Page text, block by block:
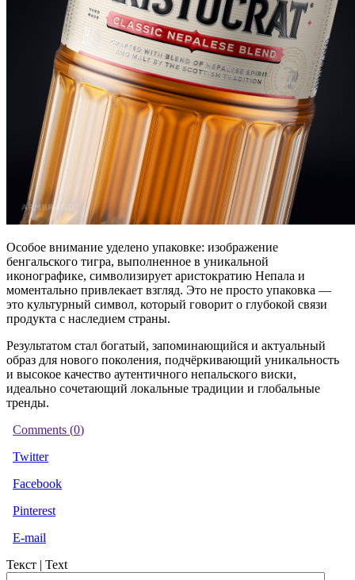
Особое внимание уделено упаковке: изображение
бенгальского тигра, выполненное в уникальной
иконографике, символизирует аристократию Непала и
моментально привлекает взгляд. Это не просто упаковка —
это культурный символ, который говорит о глубокой связи
продукта с наследием страны.
Результатом стал богатый, запоминающийся и актуальный
образ для нового поколения, подчёркивающий уникальность
и высокое качество аутентичного непальского виски,
идеально сочетающий локальные традиции и глобальные
тренды.
Comments (0)
Twitter
Facebook
Pinterest
E-mail
Текст | Text